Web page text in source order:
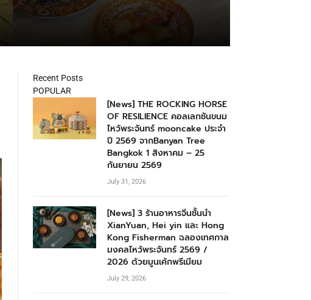
Recent Posts
POPULAR
[News] THE ROCKING HORSE
OF RESILIENCE คอลเลกชันขนม
ไหว้พระจันทร์ mooncake ประจำ
ปี 2569 จากBanyan Tree
Bangkok 1 สิงหาคม – 25
กันยายน 2569
July 31, 2026
[News] 3 ร้านอาหารจีนชั้นนำ
XianYuan, Hei yin และ Hong
Kong Fisherman ฉลองเทศกาล
มงคลไหว้พระจันทร์ 2569 /
2026 ด้วยมูนเค้กพรีเมียม
July 29, 2026